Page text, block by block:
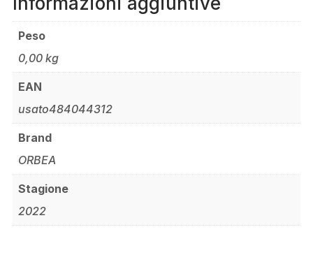
Peso
0,00 kg
EAN
usato484044312
Brand
ORBEA
Stagione
2022